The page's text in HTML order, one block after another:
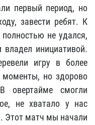
первый период, но
завести ребят. К
не удался,
инициативой.
игру в более
моменты, но здорово
овертайме смогли
не хватало у нас
Этот матч мы начали